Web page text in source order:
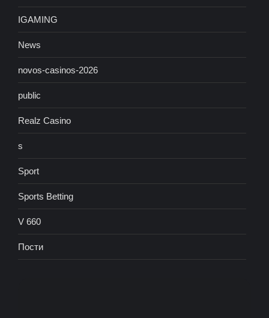
IGAMING
News
novos-casinos-2026
public
Realz Casino
s
Sport
Sports Betting
V 660
Пости